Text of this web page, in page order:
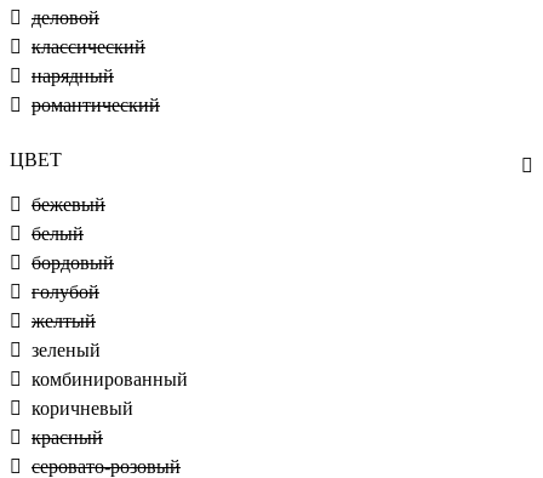
деловой
классический
нарядный
романтический
ЦВЕТ
бежевый
белый
бордовый
голубой
желтый
зеленый
комбинированный
коричневый
красный
серовато-розовый